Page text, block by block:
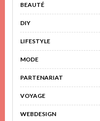
BEAUTÉ
DIY
LIFESTYLE
MODE
PARTENARIAT
VOYAGE
WEBDESIGN